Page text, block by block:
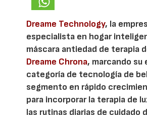
Dreame Technology, la
especialista en hogar
máscara antiedad de terapia
Dreame Chrona, marcando su
categoría de tecnología de
segmento en rápido
para incorporar la terapia de
las rutinas diarias de cuidado